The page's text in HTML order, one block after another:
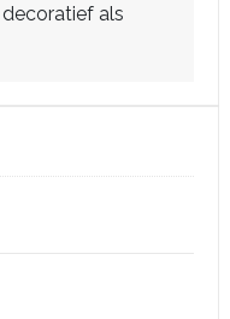
als